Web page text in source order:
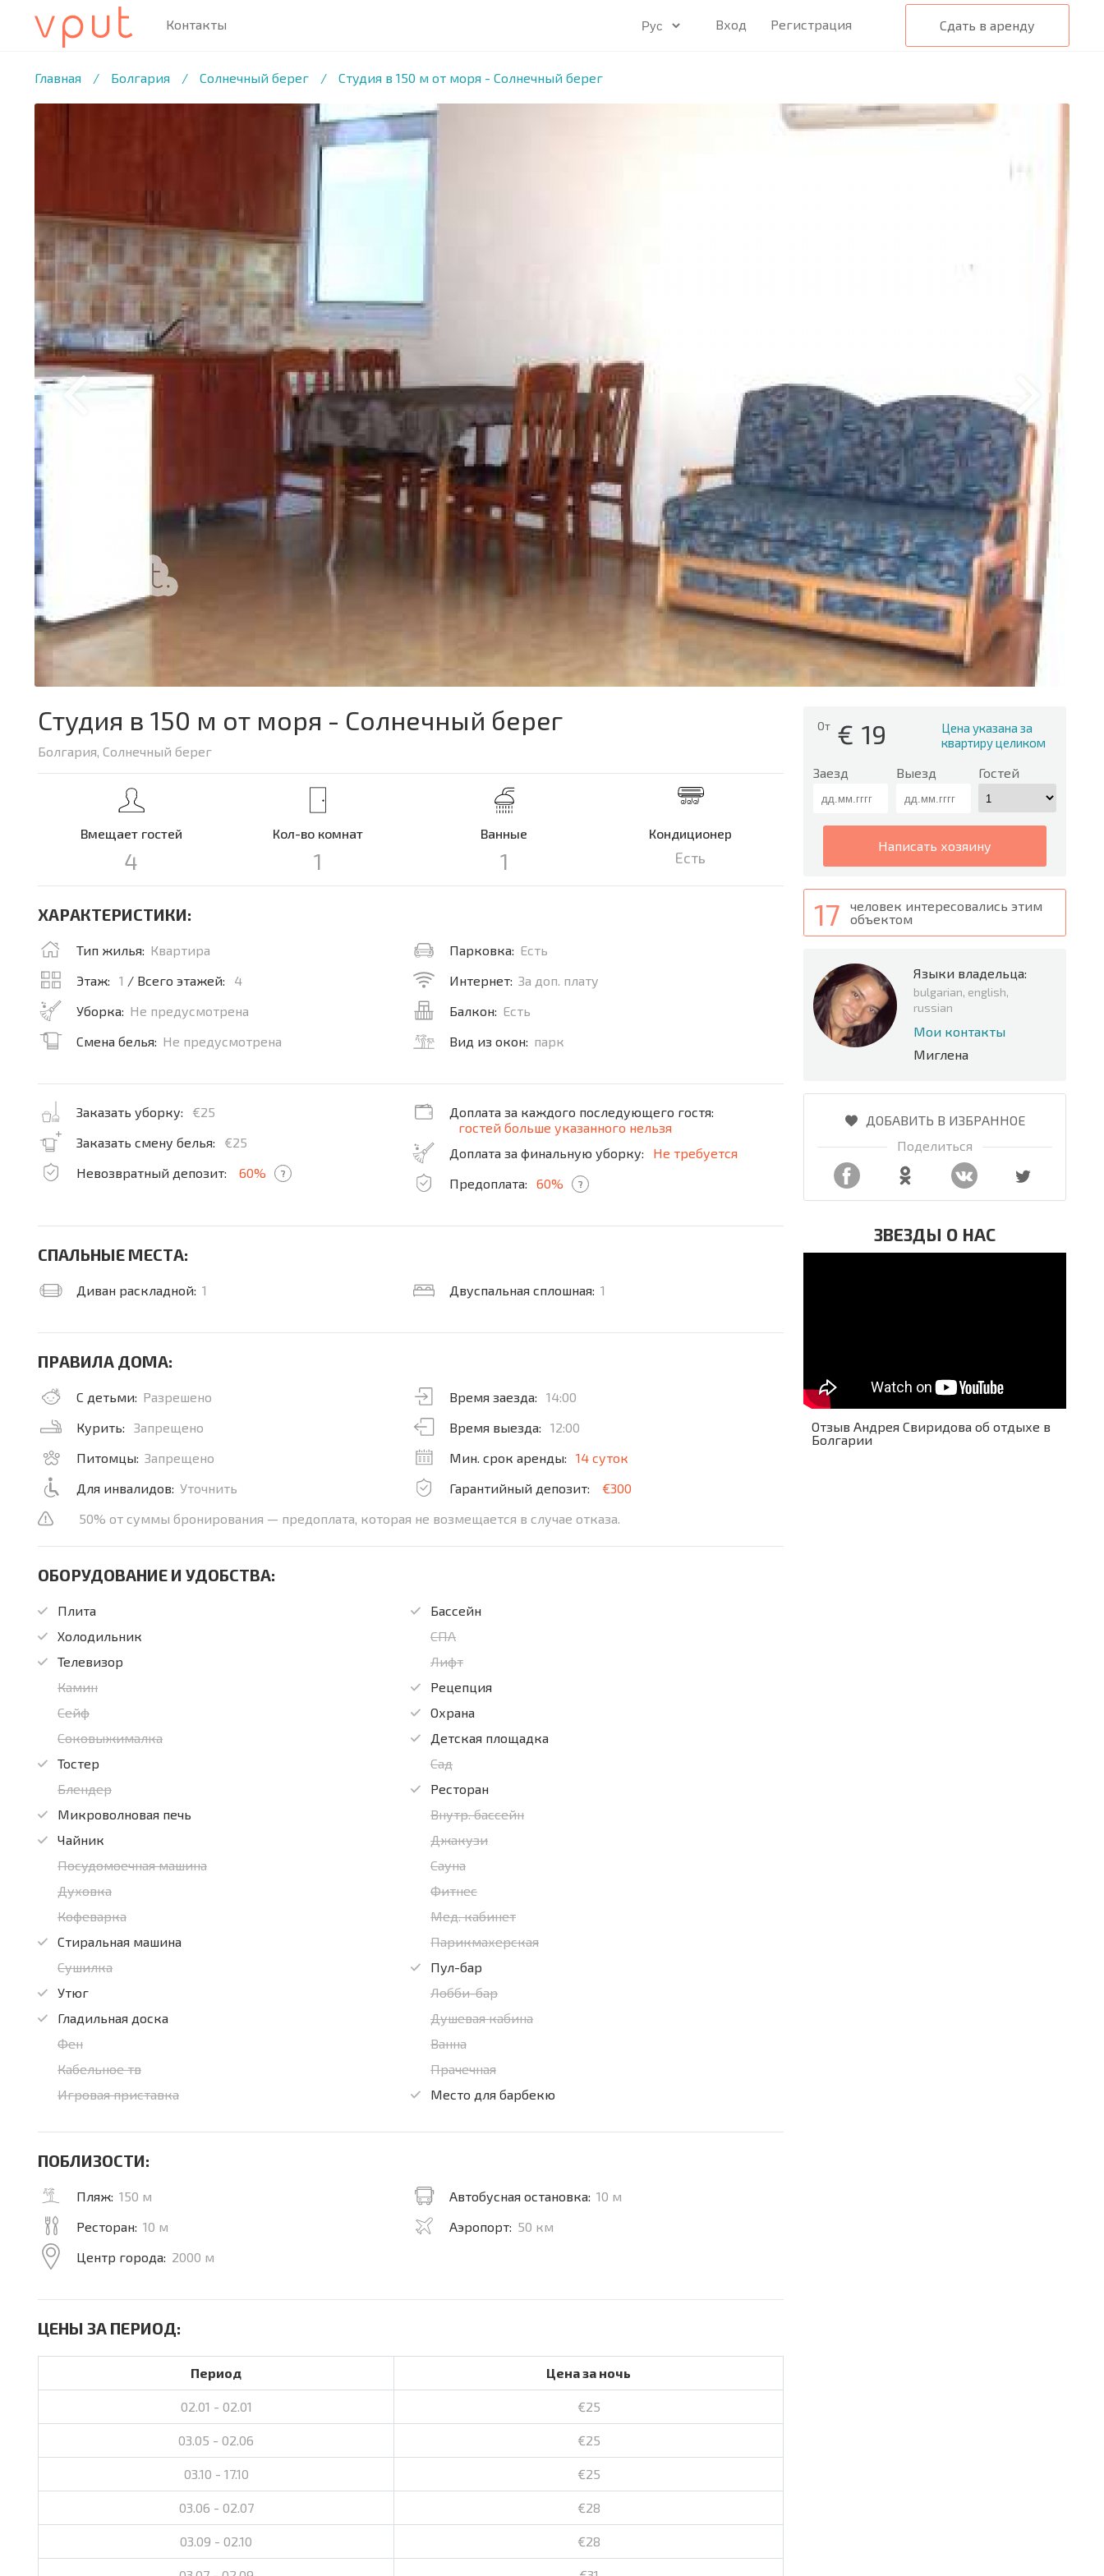
Сдать в аренду
Вход Регистрация
Контакты
Главная / Болгария / Солнечный берег / Студия в 150 м от моря - Солнечный берег
1 /20 ФОТО
От € 19
Цена указана за
квартиру целиком
Заезд Выезд Гостей
написать хозяину
17
человек интересовались этим
объектом
Языки владельца:
bulgarian, english,
russian
Мои контакты
Миглена
ДОБАВИТЬ В ИЗБРАННОЕ
Поделиться
ЗВЕЗДЫ О НАС
Отзыв Андрея Свиридова об отдыхе в
Болгарии
Студия в 150 м от моря - Солнечный берег
Болгария, Солнечный берег
Вмещает гостей
4
Кол-во комнат
1
Ванные
1
Кондиционер
Есть
ХАРАКТЕРИСТИКИ:
Тип жилья: Квартира
Этаж:
1 / Всего этажей:
4
Уборка: Не предусмотрена
Смена белья: Не предусмотрена
Парковка: Есть
Интернет: За доп. плату
Балкон: Есть
Вид из окон: парк
Заказать уборку:
€25
Заказать смену белья:
€25
Невозвратный депозит:
60% ?
Доплата за каждого последующего гостя:
гостей больше указанного нельзя
Доплата за финальную уборку:
Не требуется
Предоплата:
60% ?
СПАЛЬНЫЕ МЕСТА:
Диван раскладной: 1 Двуспальная сплошная: 1
ПРАВИЛА ДОМА:
С детьми: Разрешено
Курить:
Запрещено
Питомцы: Запрещено
Для инвалидов: Уточнить
Время заезда:
14:00
Время выезда:
12:00
Мин. срок аренды:
14 суток
Гарантийный депозит:
€300
50% от суммы бронирования — предоплата, которая не возмещается в случае отказа.
ОБОРУДОВАНИЕ И УДОБСТВА:
Плита
Холодильник
Телевизор
Камин
Сейф
Соковыжималка
Тостер
Блендер
Микроволновая печь
Чайник
Посудомоечная машина
Духовка
Кофеварка
Стиральная машина
Сушилка
Утюг
Гладильная доска
Фен
Кабельное тв
Игровая приставка
Бассейн
СПА
Лифт
Рецепция
Охрана
Детская площадка
Сад
Ресторан
Внутр. бассейн
Джакузи
Сауна
Фитнес
Мед. кабинет
Парикмахерская
Пул-бар
Лобби-бар
Душевая кабина
Ванна
Прачечная
Место для барбекю
ПОБЛИЗОСТИ:
Пляж: 150 м
Ресторан: 10 м
Центр города: 2000 м
Автобусная остановка: 10 м
Аэропорт: 50 км
ЦЕНЫ ЗА ПЕРИОД:
Период Цена за ночь
02.01 - 02.01 €25
03.05 - 02.06 €25
03.10 - 17.10 €25
03.06 - 02.07 €28
03.09 - 02.10 €28